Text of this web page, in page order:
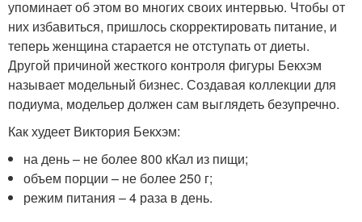
упоминает об этом во многих своих интервью. Чтобы от
них избавиться, пришлось скорректировать питание, и
теперь женщина старается не отступать от диеты.
Другой причиной жесткого контроля фигуры Бекхэм
называет модельный бизнес. Создавая коллекции для
подиума, модельер должен сам выглядеть безупречно.
Как худеет Виктория Бекхэм:
на день – не более 800 кКал из пищи;
объем порции – не более 250 г;
режим питания – 4 раза в день.